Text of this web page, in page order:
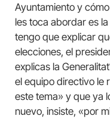
Ayuntamiento y
les toca abordar es
tengo que explicar
elecciones, el
explicas la
el equipo directivo le
este tema» y que ya
nuevo, insiste, «por